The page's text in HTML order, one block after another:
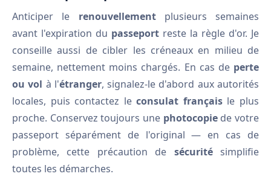
Anticiper le renouvellementplusieurs semaines
avant l'expiration du passeport reste la règle d'or. Je
conseille aussi de cibler les créneaux en milieu de
semaine, nettement moins chargés. En cas de perte
ou vol à l'étranger, signalez-le d'abord aux autorités
locales, puis contactez leconsulat françaisle plus
proche. Conservez toujours une photocopiede votre
passeport séparément de l'original — en cas de
problème, cette précaution de sécuritésimplifie
toutes les démarches.